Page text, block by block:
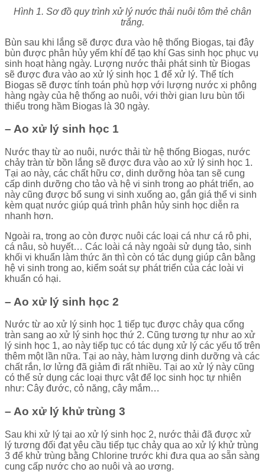
Hình 1. Sơ đồ quy trình xử lý nước thải nuôi tôm thẻ chân
trắng.
Bùn sau khi lắng sẽ được đưa vào hệ thống Biogas, tại đây
bùn được phân hủy yếm khí để tạo khí Gas sinh học phục vụ
sinh hoạt hàng ngày. Lượng nước thải phát sinh từ Biogas
sẽ được đưa vào ao xử lý sinh học 1 để xử lý. Thể tích
Biogas sẽ được tính toán phù hợp với lượng nước xi phông
hàng ngày của hệ thống ao nuôi, với thời gian lưu bùn tối
thiểu trong hầm Biogas là 30 ngày.
– Ao xử lý sinh học 1
Nước thay từ ao nuôi, nước thải từ hệ thống Biogas, nước
chảy tràn từ bồn lắng sẽ được đưa vào ao xử lý sinh học 1.
Tại ao này, các chất hữu cơ, dinh dưỡng hòa tan sẽ cung
cấp dinh dưỡng cho tảo và hệ vi sinh trong ao phát triển, ao
này cũng được bổ sung vi sinh xuống ao, gắn giá thể vi sinh
kèm quạt nước giúp quá trình phân hủy sinh học diễn ra
nhanh hơn.
Ngoài ra, trong ao còn được nuôi các loại cá như cá rô phi,
cá nâu, sò huyết… Các loài cá này ngoài sử dụng tảo, sinh
khối vi khuẩn làm thức ăn thì còn có tác dụng giúp cân bằng
hệ vi sinh trong ao, kiểm soát sự phát triển của các loài vi
khuẩn có hại.
– Ao xử lý sinh học 2
Nước từ ao xử lý sinh học 1 tiếp tục được chảy qua cống
tràn sang ao xử lý sinh học thứ 2. Cũng tương tự như ao xử
lý sinh học 1, ao này tiếp tục có tác dụng xử lý các yếu tố trên
thêm một lần nữa. Tại ao này, hàm lượng dinh dưỡng và các
chất rắn, lơ lửng đã giảm đi rất nhiều. Tại ao xử lý này cũng
có thể sử dụng các loại thực vật để lọc sinh học tự nhiên
như: Cây đước, cỏ năng, cây mắm…
– Ao xử lý khử trùng 3
Sau khi xử lý tại ao xử lý sinh học 2, nước thải đã được xử
lý tương đối đạt yêu cầu tiếp tục chảy qua ao xử lý khử trùng
3 để khử trùng bằng Chlorine trước khi đưa qua ao sẵn sàng
cung cấp nước cho ao nuôi và ao ương.